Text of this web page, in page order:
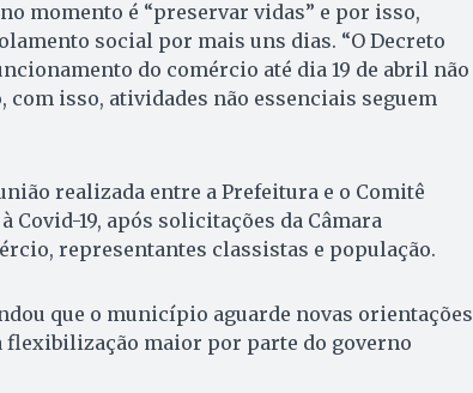
momento é “preservar vidas” e por isso,
social por mais uns dias. “O Decreto
do comércio até dia 19 de abril não
com isso, atividades não essenciais seguem
realizada entre a Prefeitura e o Comitê
19, após solicitações da Câmara
representantes classistas e população.
que o município aguarde novas orientações
flexibilização maior por parte do governo